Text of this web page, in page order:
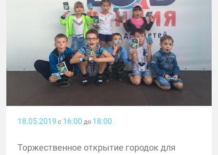
18.05.2019 с 16:00 до 18:00
Торжественное открытие городок для